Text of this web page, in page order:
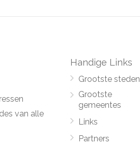
van alle
Handige Links
Grootste steden
Grootste
gemeentes
Links
Partners